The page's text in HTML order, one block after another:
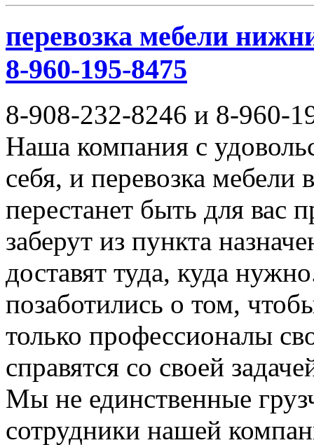
перевозка мебели
8-960-195-8475
8-908-232-8246 и 8-960-
Наша компания с
себя, и перевозка
перестанет быть для вас
заберут из пункта
доставят туда, куда
позаботились о том,
только профессионалы
справятся со своей
Мы не единственные
сотрудники нашей